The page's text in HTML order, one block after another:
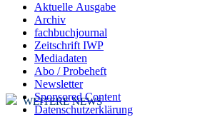
Aktuelle Ausgabe
Archiv
fachbuchjournal
Zeitschrift IWP
Mediadaten
Abo / Probeheft
Newsletter
Sponsored Content
Datenschutzerklärung
WEITERE NEWS